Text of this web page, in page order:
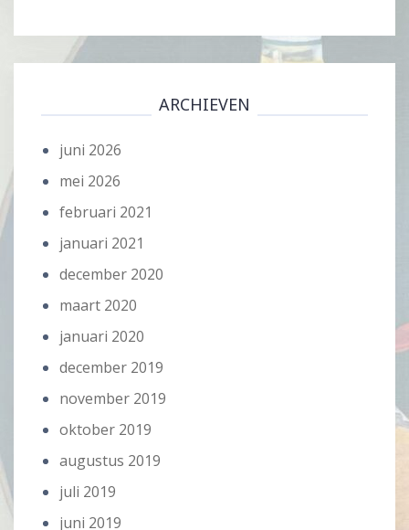
ARCHIEVEN
juni 2026
mei 2026
februari 2021
januari 2021
december 2020
maart 2020
januari 2020
december 2019
november 2019
oktober 2019
augustus 2019
juli 2019
juni 2019